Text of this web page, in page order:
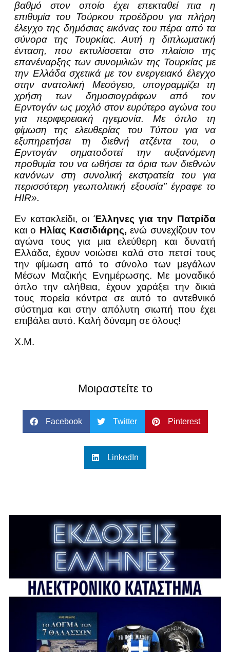
βαθμό στον οποίο έχει επεκταθεί πια η
επιθυμία του Τούρκου προέδρου για πλήρη
έλεγχο της δημόσιας εικόνας του πέρα από τα
σύνορα της Τουρκίας. Αυτή η διπλωματική
ένταση, που εκτυλίσσεται στο πλαίσιο της
επανέναρξης των συνομιλιών της Τουρκίας με
την Ελλάδα σχετικά με τον ενεργειακό έλεγχο
στην ανατολική Μεσόγειο, υπογραμμίζει τη
χρήση των δημοσιογράφων από τον
Ερντογάν ως μοχλό στον ευρύτερο αγώνα του
για περιφερειακή ηγεμονία. Με όπλο τη
φίμωση της ελευθερίας του Τύπου για να
εξυπηρετήσει τη διεθνή ατζέντα του, ο
Ερντογάν σηματοδοτεί την αυξανόμενη
προθυμία του να ωθήσει τα όρια των διεθνών
κανόνων στη συνολική εκστρατεία του για
περισσότερη γεωπολιτική εξουσία” έγραφε το
HIR».
Εν κατακλείδι, οι Έλληνες για την Πατρίδα
και ο Ηλίας Κασιδιάρης, ενώ συνεχίζουν τον
αγώνα τους για μια ελεύθερη και δυνατή
Ελλάδα, έχουν νοιώσει καλά στο πετσί τους
την φίμωση από το σύνολο των μεγάλων
Μέσων Μαζικής Ενημέρωσης. Με μοναδικό
όπλο την αλήθεια, έχουν χαράξει την δικιά
τους πορεία κόντρα σε αυτό το αντεθνικό
σύστημα και στην απόλυτη σιωπή που έχει
επιβάλει αυτό. Καλή δύναμη σε όλους!
Χ.Μ.
Μοιραστείτε το
Facebook Twitter Pinterest
LinkedIn